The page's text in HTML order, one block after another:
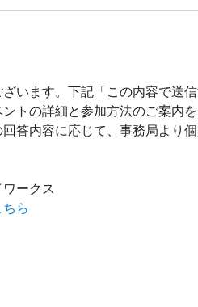
います。下記「この内容で送
トの詳細と参加方法のご案内
答内容に応じて、事務局より
ークス
ら